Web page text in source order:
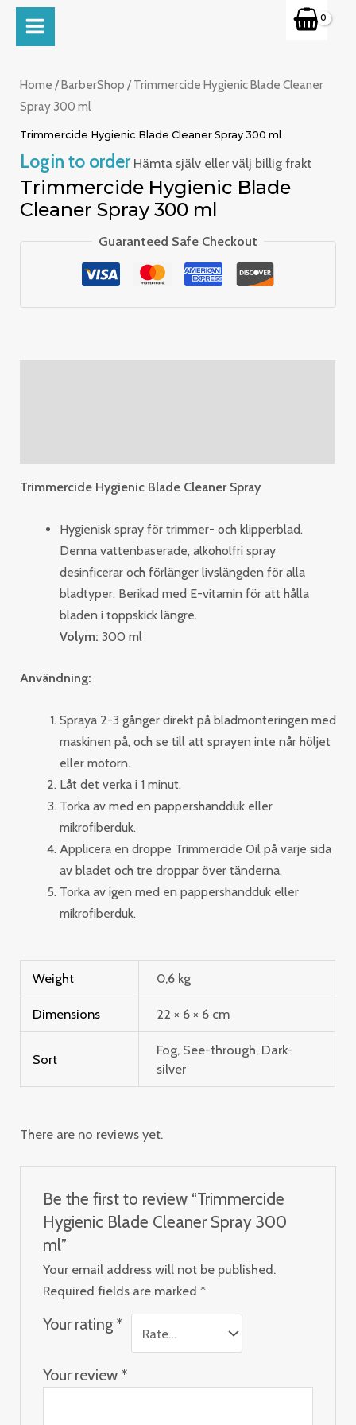
SkipMAIN
MENU
Home /BarberShop / Trimmercide Hygienic Blade Cleaner
Spray 300 ml
Trimmercide Hygienic Blade Cleaner Spray 300 ml
Login to order Hämta själv eller välj billig frakt
Trimmercide Hygienic Blade
Cleaner Spray 300 ml
Guaranteed Safe Checkout
Trimmercide Hygienic Blade Cleaner Spray
Hygienisk spray för trimmer- och klipperblad.
Denna vattenbaserade, alkoholfri spray
desinficerar och förlänger livslängden för alla
bladtyper. Berikad med E-vitamin för att hålla
bladen i toppskick längre.
Volym: 300 ml
Användning:
Spraya 2-3 gånger direkt på bladmonteringen med
maskinen på, och se till att sprayen inte når höljet
eller motorn.
Låt det verka i 1 minut.
Torka av med en pappershandduk eller
mikrofiberduk.
Applicera en droppe Trimmercide Oil på varje sida
av bladet och tre droppar över tänderna.
Torka av igen med en pappershandduk eller
mikrofiberduk.
Weight 0,6 kg
Dimensions 22 × 6 × 6 cm
Sort
Fog, See-through, Dark-
silver
There are no reviews yet.
Be the first to review “Trimmercide
Hygienic Blade Cleaner Spray 300
ml”
Your email address will not be published.
Required fields are marked *
Your rating *
Your review *